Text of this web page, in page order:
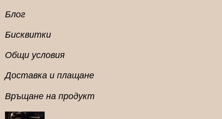
Блог
Бисквитки
Общи условия
Доставка и плащане
Връщане на продукт